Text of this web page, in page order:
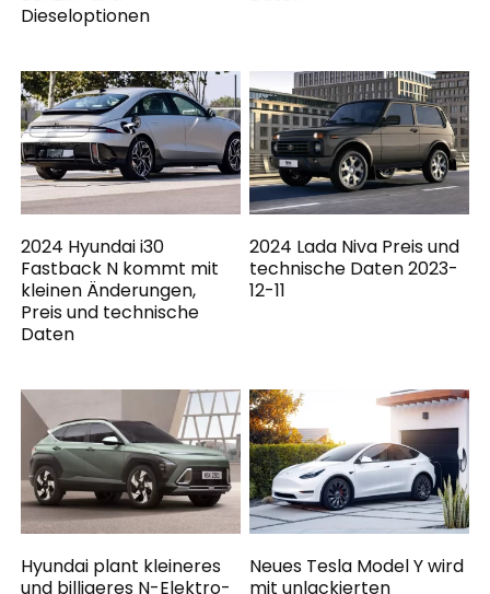
Dieseloptionen
2024 Hyundai i30
Fastback N kommt mit
kleinen Änderungen,
Preis und technische
Daten
2024 Lada Niva Preis und
technische Daten 2023-
12-11
Hyundai plant kleineres
und billigeres N-Elektro-
Neues Tesla Model Y wird
mit unlackierten